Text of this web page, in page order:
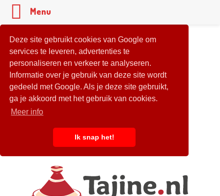
Deze site gebruikt cookies van Google om
services te leveren, advertenties te
personaliseren en verkeer te analyseren.
Informatie over je gebruik van deze site wordt
gedeeld met Google. Als je deze site gebruikt,
ga je akkoord met het gebruik van cookies.
Meer info
Ik snap het!
Menu